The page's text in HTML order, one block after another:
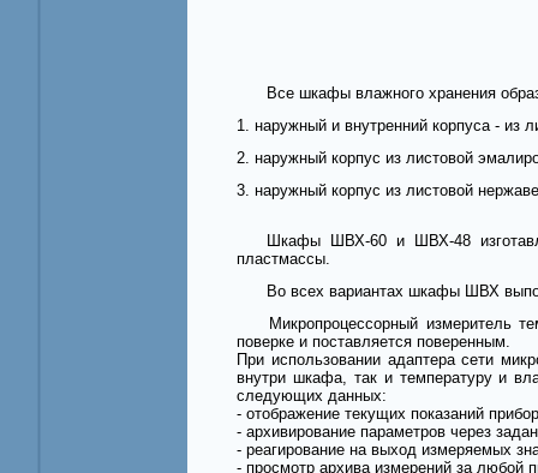
Все шкафы влажного хранения
1. наружный и внутренний корпуса - из
2. наружный корпус из листовой
3. наружный корпус из листовой
Шкафы ШВХ-60 и ШВХ-48
пластмассы.
Во всех вариантах шкафы ШВХ
Микропроцессорный измеритель
поверке и поставляется поверенным.
При использовании адаптера сети
внутри шкафа, так и температуру и
следующих данных:
- отображение текущих показаний
- архивирование параметров через
- реагирование на выход измеряемых
- просмотр архива измерений за любой